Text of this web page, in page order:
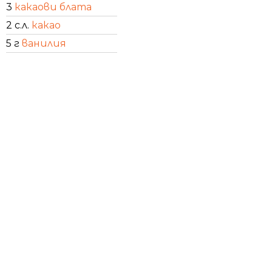
3 какаови блата
2 с.л. какао
5 г ванилия